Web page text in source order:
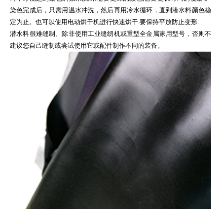
染色完成后，只需用温水冲洗，然后再用冷水循环，直到潜水料颜色稳
定为止。也可以使用电动烘干机进行快速烘干.要保持平放防止变形.
潜水料很难缝制。除非使用工业缝纫机或重型全金属家用型号，否则不
建议您自己缝制或尝试使用它或配件制作不同的装备。